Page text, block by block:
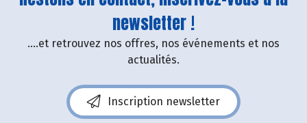
newsletter !
....et retrouvez nos offres, nos événements et nos
actualités.
Inscription newsletter